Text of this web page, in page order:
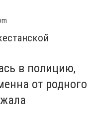
в полицию,
от родного